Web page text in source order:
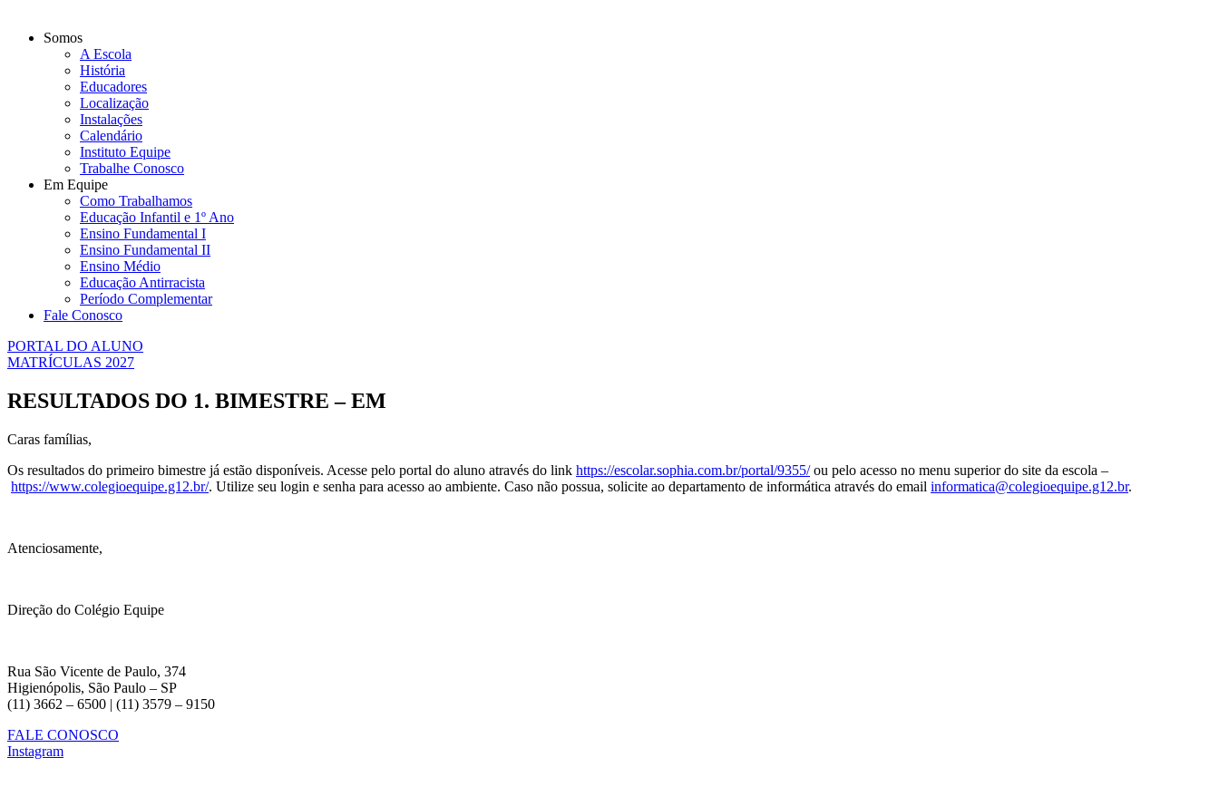
Somos
A Escola
História
Educadores
Localização
Instalações
Calendário
Instituto Equipe
Trabalhe Conosco
Em Equipe
Como Trabalhamos
Educação Infantil e 1º Ano
Ensino Fundamental I
Ensino Fundamental II
Ensino Médio
Educação Antirracista
Período Complementar
Fale Conosco
PORTAL DO ALUNO
MATRÍCULAS 2027
RESULTADOS DO 1. BIMESTRE – EM
Caras famílias,
Os resultados do primeiro bimestre já estão disponíveis. Acesse pelo portal do aluno através do link https://escolar.sophia.com.br/portal/9355/ou pelo acesso no menu superior do site da escola –
https://www.colegioequipe.g12.br/. Utilize seu login e senha para acesso ao ambiente. Caso não possua, solicite ao departamento de informática através do email informatica@colegioequipe.g12.br.
Atenciosamente,
Direção do Colégio Equipe
Rua São Vicente de Paulo, 374
Higienópolis, São Paulo – SP
(11) 3662 – 6500 | (11) 3579 – 9150
FALE CONOSCO
Instagram